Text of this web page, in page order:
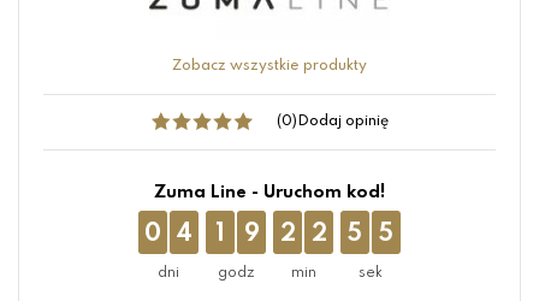
Zobacz wszystkie produkty
(0) Dodaj opinię
Zuma Line - Uruchom kod!
0 4 1 9 2 2 5 4